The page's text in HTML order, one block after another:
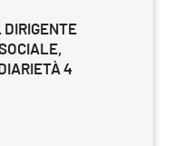
DIRIGENTE
4